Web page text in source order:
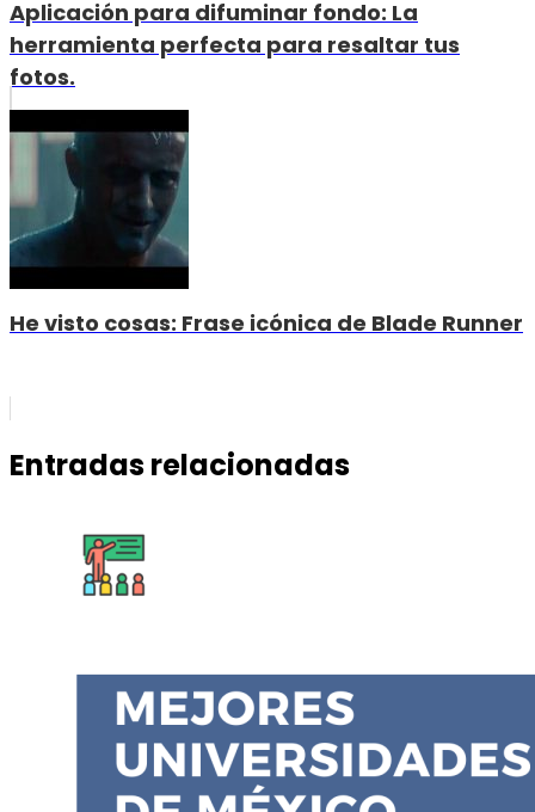
Aplicación para difuminar fondo: La
herramienta perfecta para resaltar tus
fotos.
He visto cosas: Frase icónica de Blade Runner
Entradas relacionadas